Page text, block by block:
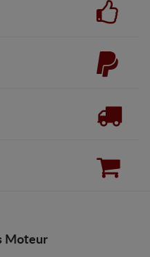
Moteur